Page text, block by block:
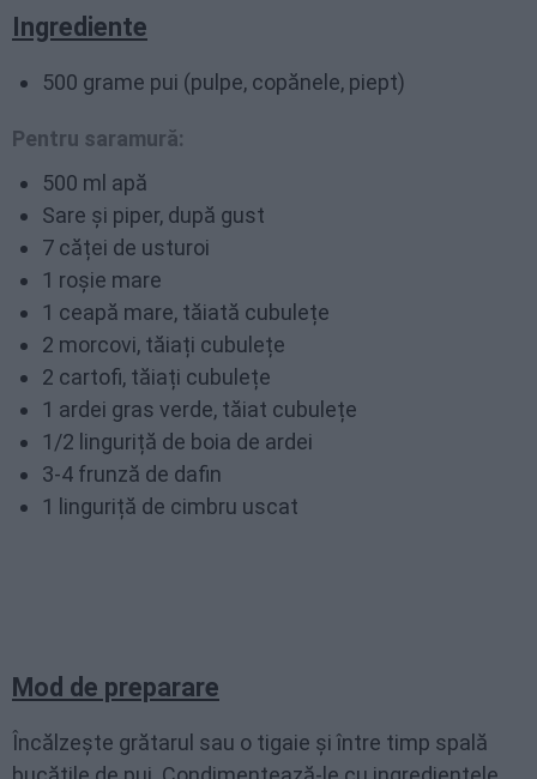
Ingrediente
500 grame pui (pulpe, copănele, piept)
Pentru saramură:
500 ml apă
Sare și piper, după gust
7 căței de usturoi
1 roșie mare
1 ceapă mare, tăiată cubulețe
2 morcovi, tăiați cubulețe
2 cartofi, tăiați cubulețe
1 ardei gras verde, tăiat cubulețe
1/2 linguriță de boia de ardei
3-4 frunză de dafin
1 linguriță de cimbru uscat
Mod de preparare
Încălzește grătarul sau o tigaie și între timp spală